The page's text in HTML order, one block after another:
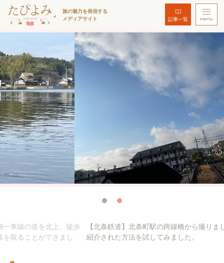
旅の魅力を発信する
メディアサイト
記事一覧 menu
徒歩
し
【北条鉄道】北条町駅の跨線橋から撮りました。テレビ番組で
紹介された方法を試してみました。